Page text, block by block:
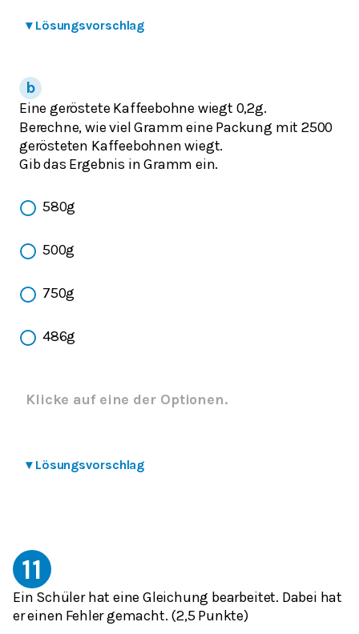
▾ Lösungsvorschlag
Eine geröstete Kaffeebohne wiegt 0,2g.
Berechne, wie viel Gramm eine Packung mit 2500
gerösteten Kaffeebohnen wiegt.
Gib das Ergebnis in Gramm ein.
580g
500g
750g
486g
Klicke auf eine der Optionen.
▾ Lösungsvorschlag
11
Ein Schüler hat eine Gleichung bearbeitet. Dabei hat
er einen Fehler gemacht. (2,5 Punkte)